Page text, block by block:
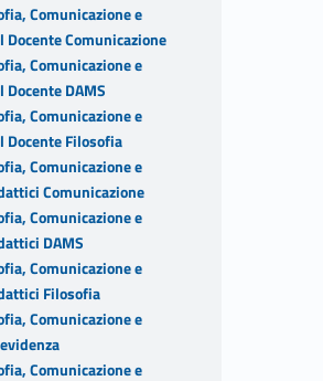
Comunicazione e
Comunicazione
Comunicazione e
DAMS
Comunicazione e
Filosofia
Comunicazione e
Comunicazione
Comunicazione e
DAMS
Comunicazione e
Filosofia
Comunicazione e
Comunicazione e